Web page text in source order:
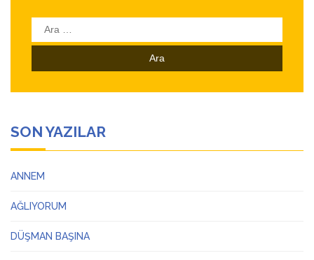
Arama:
SON YAZILAR
ANNEM
AĞLIYORUM
DÜŞMAN BAŞINA